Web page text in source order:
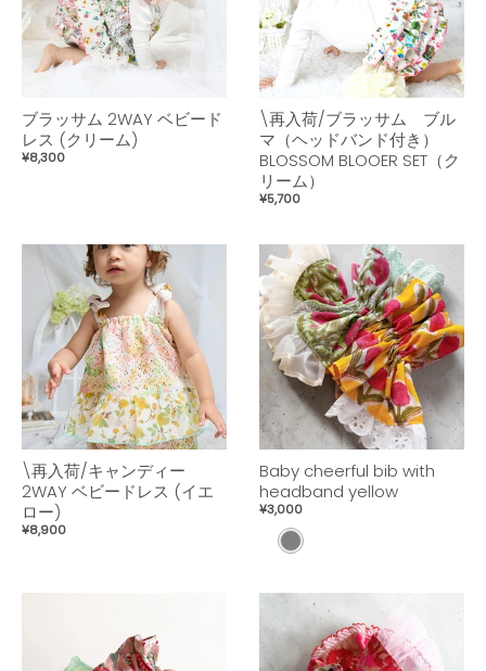
ブラッサム 2WAY ベビード
レス (クリーム)
¥8,300
\再入荷/ブラッサム ブル
マ（ヘッドバンド付き）
BLOSSOM BLOOER SET（ク
リーム）
¥5,700
\再入荷/キャンディー
2WAY ベビードレス (イエ
ロー)
¥8,900
Baby cheerful bib with
headband yellow
¥3,000
Y
l